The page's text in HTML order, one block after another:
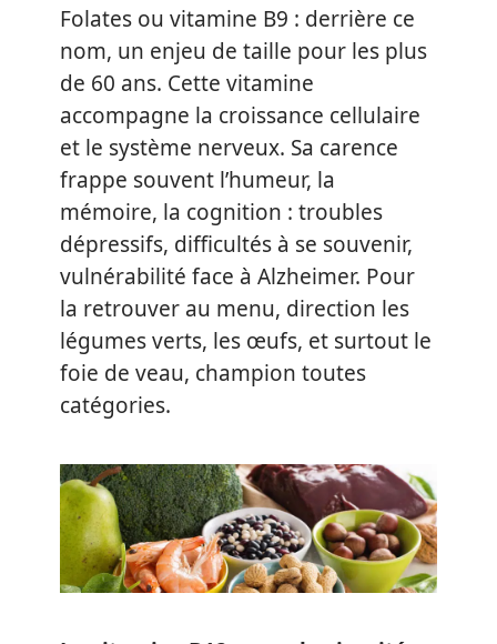
Folates ou vitamine B9 : derrière ce
nom, un enjeu de taille pour les plus
de 60 ans. Cette vitamine
accompagne la croissance cellulaire
et le système nerveux. Sa carence
frappe souvent l’humeur, la
mémoire, la cognition : troubles
dépressifs, difficultés à se souvenir,
vulnérabilité face à Alzheimer. Pour
la retrouver au menu, direction les
légumes verts, les œufs, et surtout le
foie de veau, champion toutes
catégories.